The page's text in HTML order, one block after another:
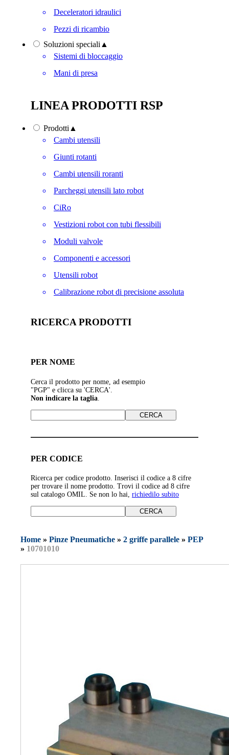
Deceleratori idraulici
Pezzi di ricambio
Soluzioni speciali ▲
Sistemi di bloccaggio
Mani di presa
LINEA PRODOTTI RSP
Prodotti ▲
Cambi utensili
Giunti rotanti
Cambi utensili roranti
Parcheggi utensili lato robot
CiRo
Vestizioni robot con tubi flessibili
Moduli valvole
Componenti e accessori
Utensili robot
Calibrazione robot di precisione assoluta
RICERCA PRODOTTI
PER NOME
Cerca il prodotto per nome, ad esempio
"PGP" e clicca su 'CERCA'.
Non indicare la taglia
PER CODICE
Ricerca per codice prodotto. Inserisci il codice a 8 cifre
per trovare il nome prodotto. Trovi il codice ad 8 cifre
sul catalogo OMIL. Se non lo hai, richiedilo subito
Home » Pinze Pneumatiche » 2 griffe parallele » PEP
» 10701010